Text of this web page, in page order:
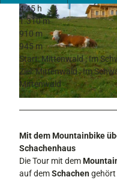
© Alpenwelt Karwendel | Wolfgang Ehn
4:45 h
1.310 m
910 m
945 m
Start: Mittenwald ; Im
Ziel: Mittenwald ; Im
Mittenwald
Mit dem Mountainbike
Schachenhaus
Die Tour mit dem
auf demSchachengehört